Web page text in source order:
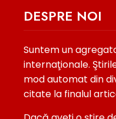
DESPRE NOI
Suntem un
internaţionale.
mod automat din
citate la finalul